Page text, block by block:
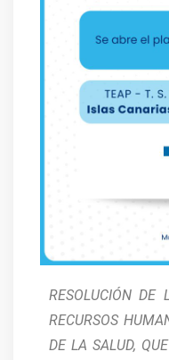
RESOLUCIÓN DE
RECURSOS
DE LA SALUD,